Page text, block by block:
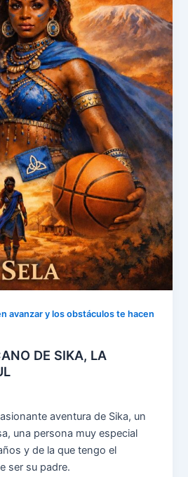
avanzar y los obstáculos te hacen
DE SIKA, LA
aventura de Sika, un
una persona muy especial
y de la que tengo el
ser su padre.